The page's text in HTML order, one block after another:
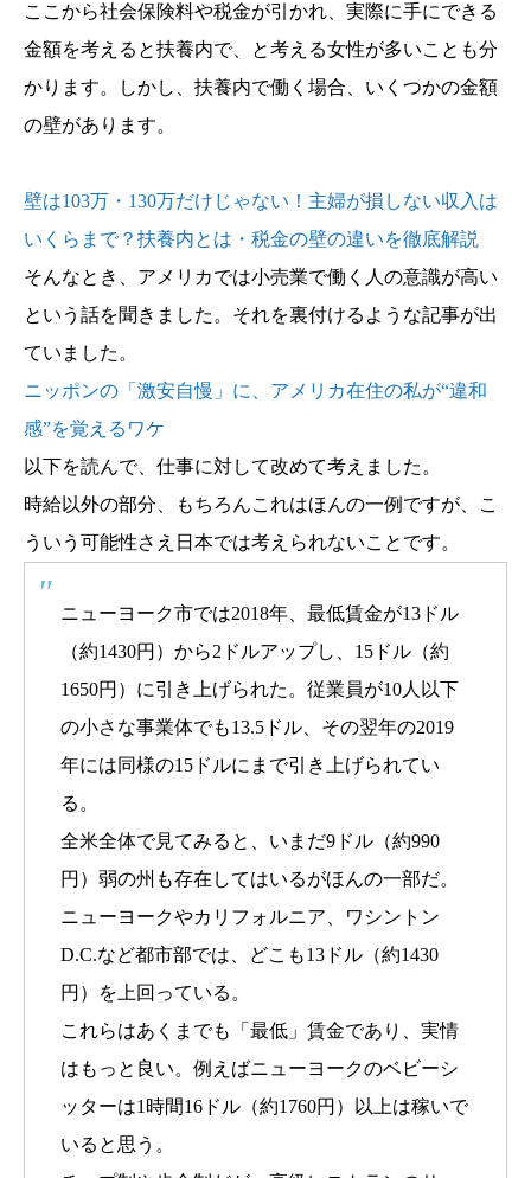
ここから社会保険料や税金が引かれ、実際に手にできる
金額を考えると扶養内で、と考える女性が多いことも分
かります。しかし、扶養内で働く場合、いくつかの金額
の壁があります。
壁は103万・130万だけじゃない！主婦が損しない収入は
いくらまで？扶養内とは・税金の壁の違いを徹底解説
そんなとき、アメリカでは小売業で働く人の意識が高い
という話を聞きました。それを裏付けるような記事が出
ていました。
ニッポンの「激安自慢」に、アメリカ在住の私が“違和
感”を覚えるワケ
以下を読んで、仕事に対して改めて考えました。
時給以外の部分、もちろんこれはほんの一例ですが、こ
ういう可能性さえ日本では考えられないことです。
ニューヨーク市では2018年、最低賃金が13ドル
（約1430円）から2ドルアップし、15ドル（約
1650円）に引き上げられた。従業員が10人以下
の小さな事業体でも13.5ドル、その翌年の2019
年には同様の15ドルにまで引き上げられてい
る。
全米全体で見てみると、いまだ9ドル（約990
円）弱の州も存在してはいるがほんの一部だ。
ニューヨークやカリフォルニア、ワシントン
D.C.など都市部では、どこも13ドル（約1430
円）を上回っている。
これらはあくまでも「最低」賃金であり、実情
はもっと良い。例えばニューヨークのベビーシ
ッターは1時間16ドル（約1760円）以上は稼いで
いると思う。